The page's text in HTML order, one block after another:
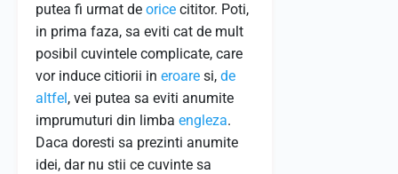
putea fi urmat de orice cititor. Poti,
in prima faza, sa eviti cat de mult
posibil cuvintele complicate, care
vor induce citiorii in eroare si, de
altfel, vei putea sa eviti anumite
imprumuturi din limba engleza.
Daca doresti sa prezinti anumite
idei, dar nu stii ce cuvinte sa